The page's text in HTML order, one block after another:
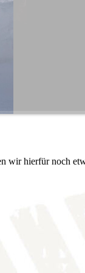
wir hierfür noch